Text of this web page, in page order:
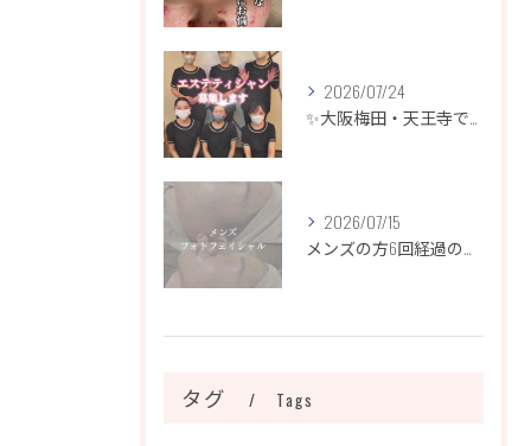
2026/07/24
✨大阪梅田・天王寺でエステティシャン募集✨
2026/07/15
メンズの方6回経過のお写真になります📷✨
タグ Tags